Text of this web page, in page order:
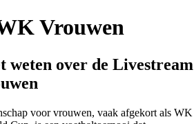
Vrouwen
weten over de Livestream
voor vrouwen, vaak afgekort als WK